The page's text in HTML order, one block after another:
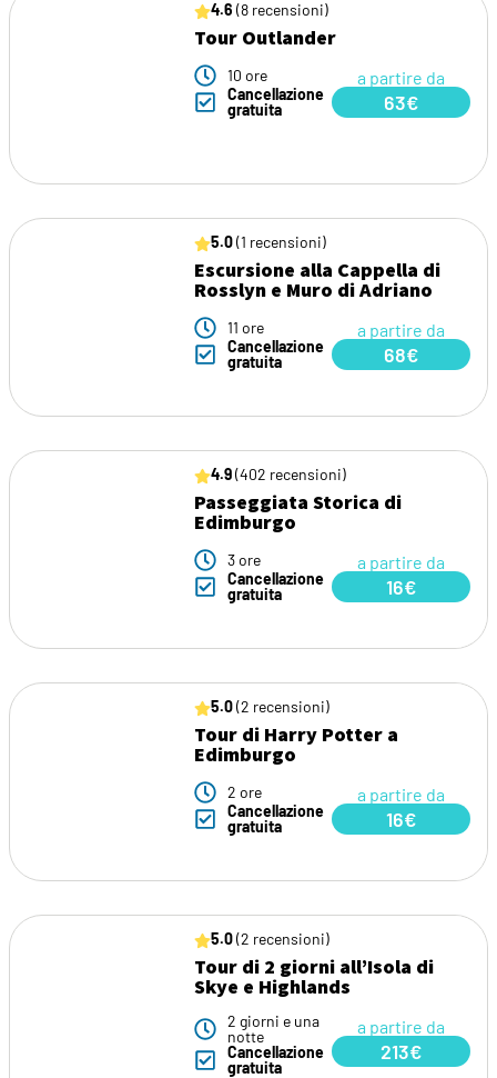
4.6 (8 recensioni)
Tour Outlander
10 ore
Cancellazione
gratuita
a partire da
63€
5.0(1 recensioni)
Escursione alla Cappella di
Rosslyn e Muro di Adriano
11 ore
Cancellazione
gratuita
a partire da
68€
4.9(402 recensioni)
Passeggiata Storica di
Edimburgo
3 ore
Cancellazione
gratuita
a partire da
16€
5.0(2 recensioni)
Tour di Harry Potter a
Edimburgo
2 ore
Cancellazione
gratuita
a partire da
16€
5.0(2 recensioni)
Tour di 2 giorni all’Isola di
Skye e Highlands
2 giorni e una
notte
Cancellazione
gratuita
a partire da
213€